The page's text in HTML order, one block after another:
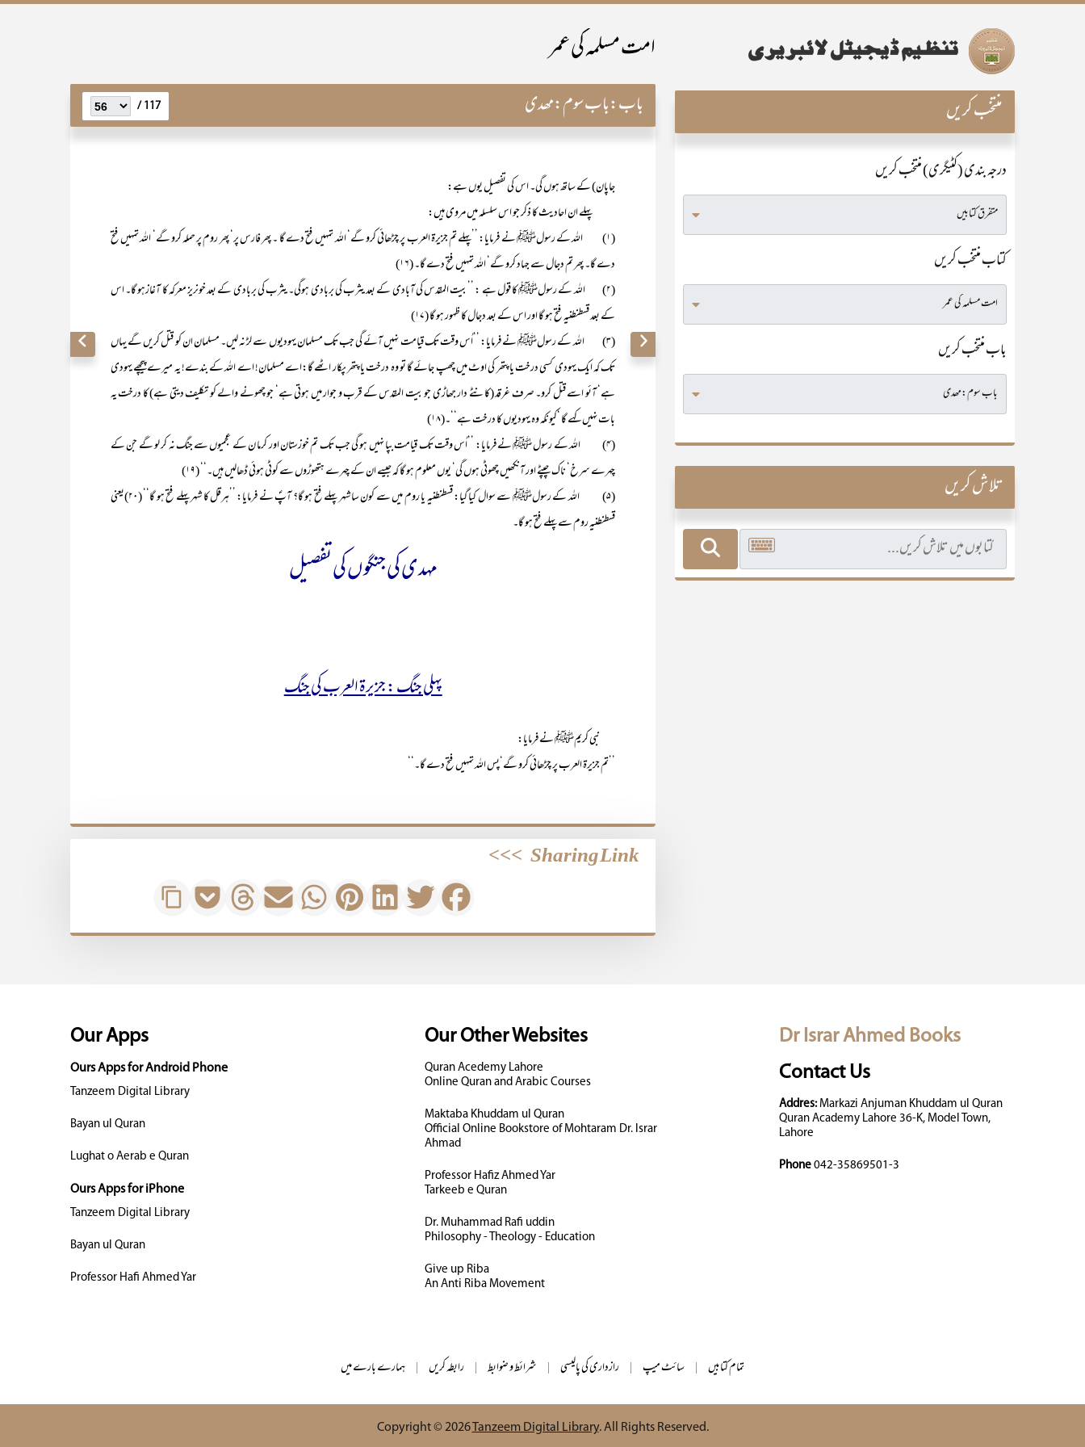
امت مسلمہ کی عمر
باب:باب سوم:مھدی 117 /
جاپان) کے ساتھ ہوں گی۔ اس کی تفصیل یوں ہے:
پہلے ان احادیث کا ذکر جو اس سلسلہ میں مروی ہیں:
(۱) اللہ کے رسولﷺ نے فرمایا: ’’پہلے تم جزیرۃ العرب پر چڑھائی کرو گے‘ اللہ تمہیں فتح دے گا ۔ پھر فارس پر‘ پھر روم پر حملہ کرو گے‘ اللہ تمہیں فتح
دے گا۔ پھر تم دجال سے جہاد کرو گے‘ اللہ تمہیں فتح دے گا۔ (۱۶)
(۲) اللہ کے رسولﷺ کا قول ہے : ’’بیت المقدس کی آبادی کے بعد یثرب کی بربادی ہوگی۔ یثرب کی بربادی کے بعد خونریز معرکہ کا آغازہو گا۔ اس
کے بعد قسطنطنیہ فتح ہو گا اور اس کے بعد دجال کا ظہور ہو گا (۱۷)
(۳) اللہ کے رسولﷺ نے فرمایا: ’’اُس وقت تک قیامت نہیں آئے گی جب تک مسلمان یہودیوں سے لڑ نہ لیں۔ مسلمان ان کو قتل کریں گے یہاں
تک کہ ایک یہودی کسی درخت یا پتھر کی اوٹ میں چھپ جائے گا تو وہ درخت یا پتھر پکار اٹھے گا:اے مسلمان! اے اللہ کے بندے! یہ میرے پیچھے یہودی
ہے‘ آئو اسے قتل کرو۔ صرف غرقد (کانٹے دار جھاڑی جو بیت المقدس کے قرب و جوار میں ہوتی ہے‘ جو چھونے والے کو تکلیف دیتی ہے) کا درخت یہ
بات نہیں کہے گا ‘کیونکہ وہ یہودیوں کا درخت ہے‘‘۔(۱۸)
(۴) اللہ کے رسول ﷺ نے فرمایا: ’’اُس وقت تک قیامت بپا نہیں ہو گی جب تک تم خوزستان اور کرما ن کے عجمیوں سے جنگ نہ کر لو گے جن کے
چہرے سرخ‘ ناک چپٹے اور آنکھیں چھوٹی ہوں گی‘ یوں معلوم ہو گا کہ جیسے ان کے چہرے ہتھوڑوں سے کوٹی ہوئی ڈھالیں ہیں۔‘‘ (۱۹)
(۵) اللہ کے رسولﷺ سے سوال کیا گیا: قسطنطنیہ یا روم میں سے کون سا شہر پہلے فتح ہو گا؟ آپؐ نے فرمایا: ’’ہرقل کا شہر پہلے فتح ہو گا‘‘ (۲۰)یعنی
قسطنطنیہ روم سے پہلے فتح ہو گا۔
مہدی کی جنگوں کی تفصیل
پہلی جنگ : جزیرۃ العرب کی جنگ
نبی کریمﷺ نے فرمایا:
’’تم جزیرۃ العرب پر چڑھائی کرو گے‘پس اللہ تمہیں فتح دے گا۔‘‘
Sharing Link
>>>
منتخب کریں
درجہ بندی (کٹیگری) منتخب کریں
کتاب منتخب کریں
باب منتخب کریں
تلاش کریں
Dr Israr Ahmed Books
Contact Us
Addres:Markazi Anjuman Khuddam ul Quran
Quran Academy Lahore 36-K, Model Town,
Lahore
Phone 042-35869501-3
Our Other Websites
Quran Acedemy Lahore
Online Quran and Arabic Courses
Maktaba Khuddam ul Quran
Official Online Bookstore of Mohtaram Dr. Israr
Ahmad
Professor Hafiz Ahmed Yar
Tarkeeb e Quran
Dr. Muhammad Rafi uddin
Philosophy - Theology - Education
Give up Riba
An Anti Riba Movement
Our Apps
Ours Apps for Android Phone
Tanzeem Digital Library
Bayan ul Quran
Lughat o Aerab e Quran
Ours Apps for iPhone
Tanzeem Digital Library
Bayan ul Quran
Professor Hafi Ahmed Yar
ہمارے بارے میں | رابطہ کریں | شرائط و ضوابط | رازداری کی پالیسی | سائٹ میپ | تمام کتابیں
Copyright © 2026Tanzeem Digital Library. All Rights Reserved.